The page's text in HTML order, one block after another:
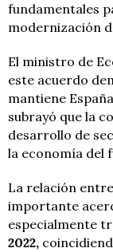
fundamentales
modernización
El ministro de
este acuerdo
mantiene
subrayó que la
desarrollo de
la economía del
La relación
importante
especialmente
2022,